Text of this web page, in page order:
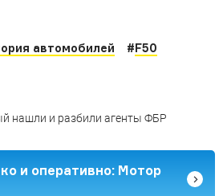
автомобилей #F50
нашли и разбили агенты ФБР
и оперативно: Мотор